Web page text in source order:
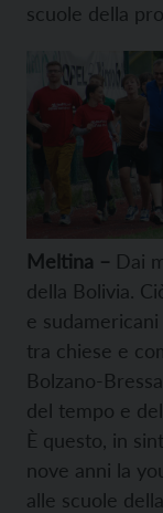
scuole della
Meltina – Dai
della Bolivia.
e
tra chiese e
Bolzano-
del tempo e
È questo, in
nove anni la
alle scuole